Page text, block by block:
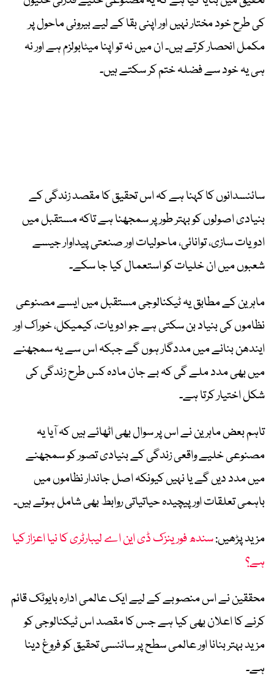
کی طرح خود مختار نہیں اور اپنی بقا کے لیے بیرونی ماحول پر
مکمل انحصار کرتے ہیں۔ ان میں نہ تو اپنا میٹابولزم ہے اور نہ
ہی یہ خود سے فضلہ ختم کر سکتے ہیں۔
سائنسدانوں کا کہنا ہے کہ اس تحقیق کا مقصد زندگی کے
بنیادی اصولوں کو بہتر طور پر سمجھنا ہے تاکہ مستقبل میں
ادویات سازی، توانائی، ماحولیات اور صنعتی پیداوار جیسے
شعبوں میں ان خلیات کو استعمال کیا جا سکے۔
ماہرین کے مطابق یہ ٹیکنالوجی مستقبل میں ایسے مصنوعی
نظاموں کی بنیاد بن سکتی ہے جو ادویات، کیمیکل، خوراک اور
ایندھن بنانے میں مددگار ہوں گے جبکہ اس سے یہ سمجھنے
میں بھی مدد ملے گی کہ بے جان مادہ کس طرح زندگی کی
شکل اختیار کرتا ہے۔
تاہم بعض ماہرین نے اس پر سوال بھی اٹھائے ہیں کہ آیا یہ
مصنوعی خلیے واقعی زندگی کے بنیادی تصور کو سمجھنے
میں مدد دیں گے یا نہیں کیونکہ اصل جاندار نظاموں میں
باہمی تعلقات اور پیچیدہ حیاتیاتی روابط بھی شامل ہوتے ہیں۔
مزید پڑھیں:سندھ فورینزک ڈی این اے لیبارٹری کا نیا اعزاز کیا
ہے؟
محققین نے اس منصوبے کے لیے ایک عالمی ادارہ بایوٹک قائم
کرنے کا اعلان بھی کیا ہے جس کا مقصد اس ٹیکنالوجی کو
مزید بہتر بنانا اور عالمی سطح پر سائنسی تحقیق کو فروغ دینا
ہے۔